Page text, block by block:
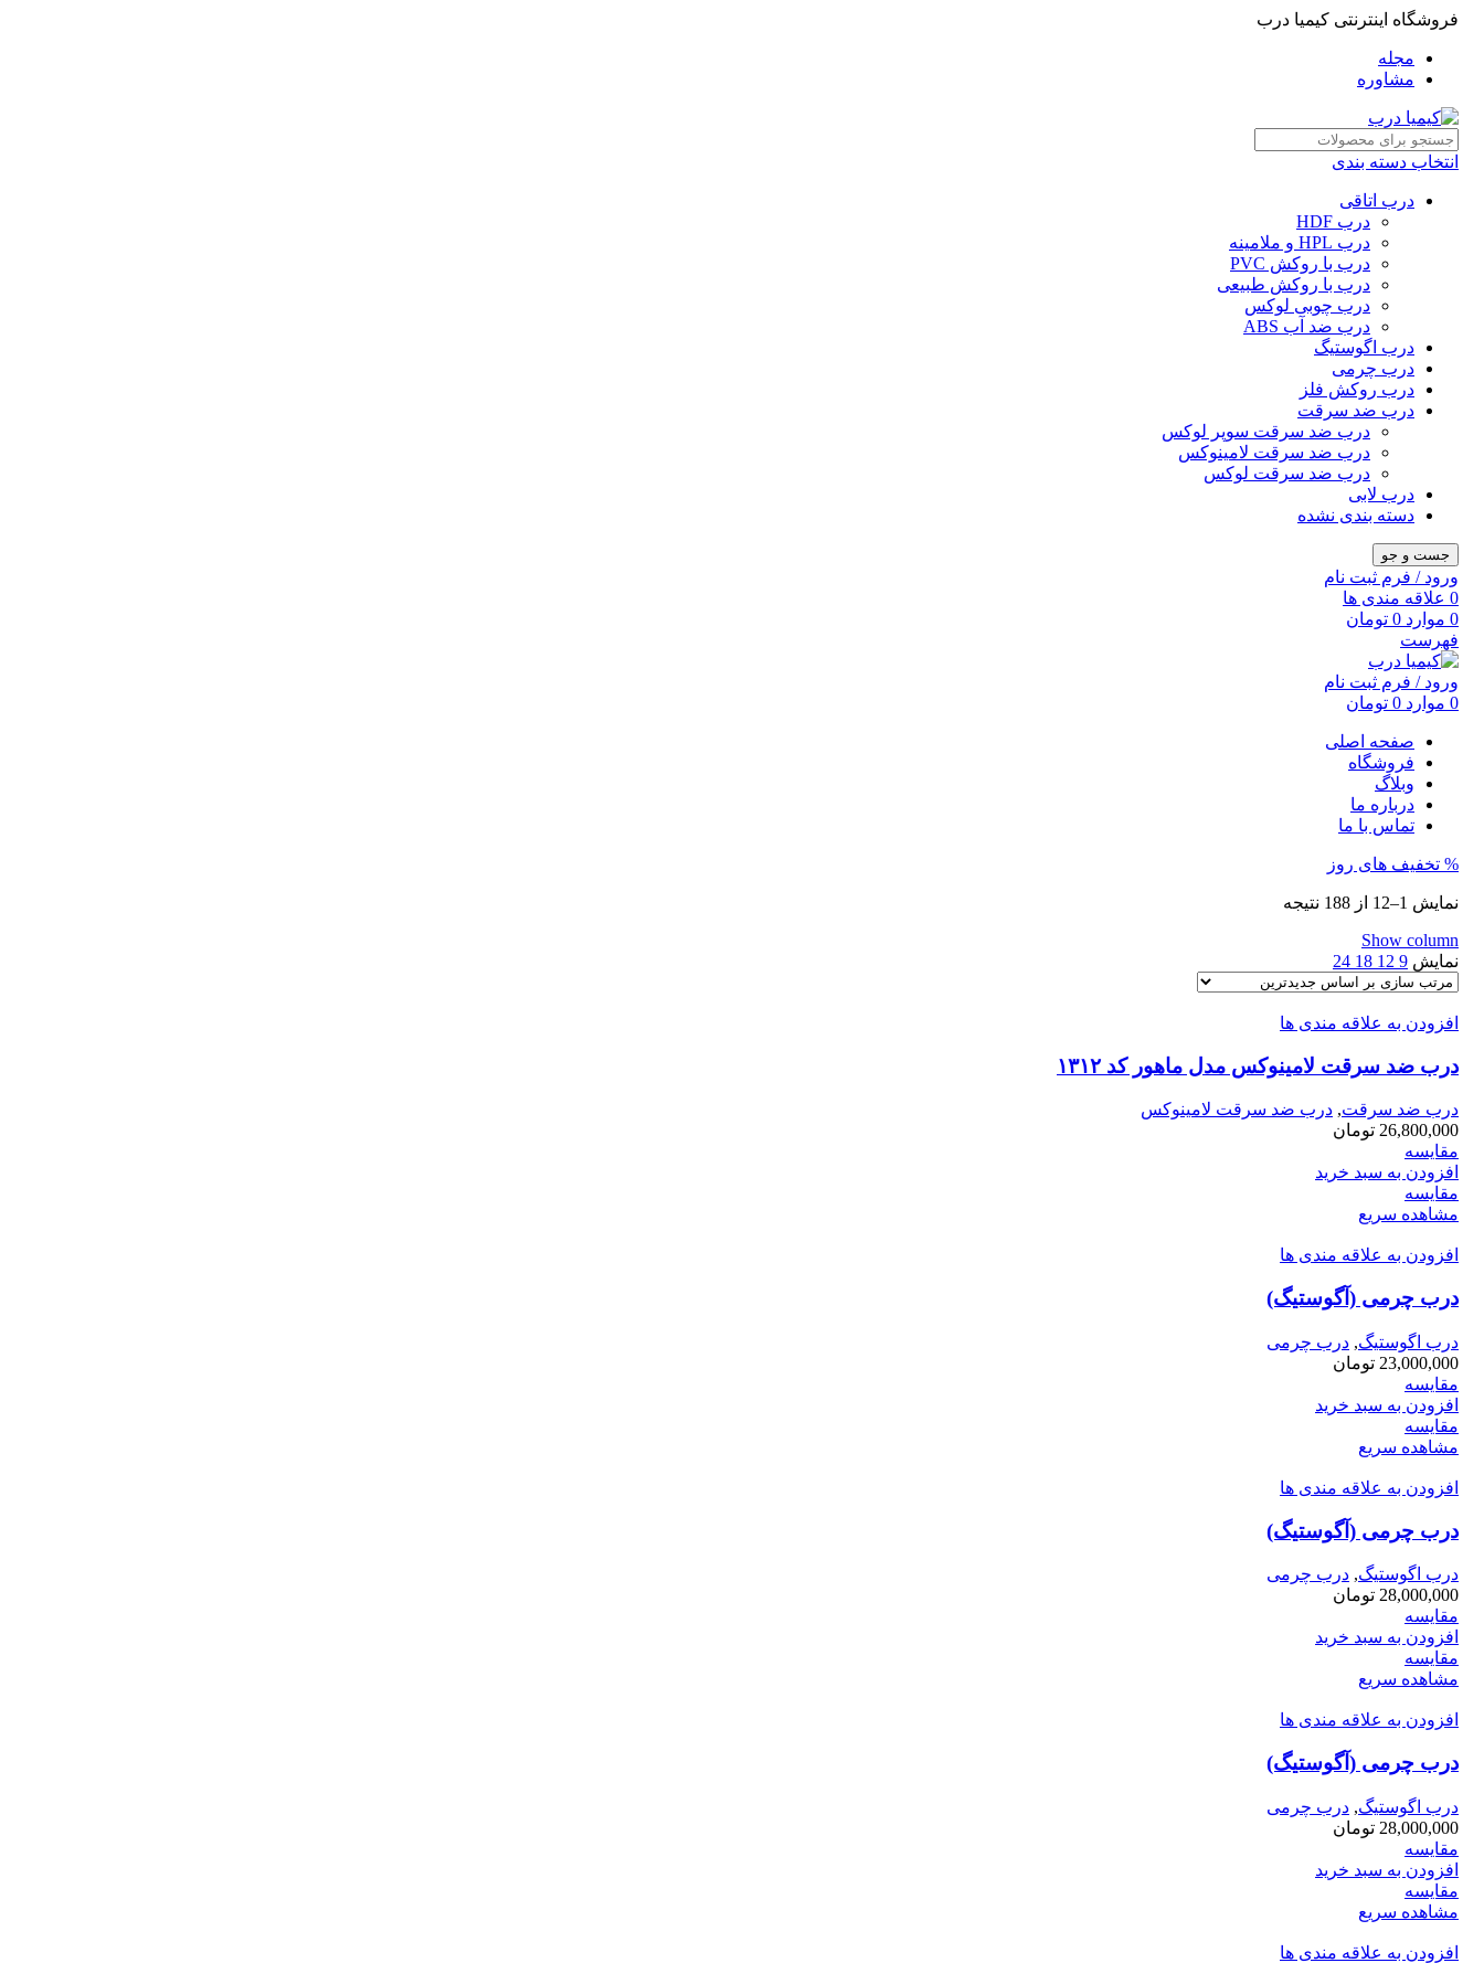
فروشگاه اینترنتی کیمیا درب
مجله
مشاوره
انتخاب دسته بندی
درب اتاقی
درب HDF
درب HPL و ملامینه
درب با روکش PVC
درب با روکش طبیعی
درب چوبی لوکس
درب ضد آب ABS
درب اگوستیگ
درب چرمی
درب روکش فلز
درب ضد سرقت
درب ضد سرقت سوپر لوکس
درب ضد سرقت لامینوکس
درب ضد سرقت لوکس
درب لابی
دسته بندی نشده
جست و جو
ورود / فرم ثبت نام
0 علاقه مندی ها
0 موارد 0 تومان
فهرست
ورود / فرم ثبت نام
0 موارد 0 تومان
صفحه اصلی
فروشگاه
وبلاگ
درباره ما
تماس با ما
% تخفیف های روز
نمایش 1–12 از 188 نتیجه
Show column
نمایش 9
12
18
24
افزودن به علاقه مندی ها
درب ضد سرقت لامینوکس مدل ماهور کد ۱۳۱۲
درب ضد سرقت, درب ضد سرقت لامینوکس
26,800,000 تومان
مقایسه
افزودن به سبد خرید
مقایسه
مشاهده سریع
افزودن به علاقه مندی ها
درب چرمی (آگوستیگ)
درب اگوستیگ, درب چرمی
23,000,000 تومان
مقایسه
افزودن به سبد خرید
مقایسه
مشاهده سریع
افزودن به علاقه مندی ها
درب چرمی (آگوستیگ)
درب اگوستیگ, درب چرمی
28,000,000 تومان
مقایسه
افزودن به سبد خرید
مقایسه
مشاهده سریع
افزودن به علاقه مندی ها
درب چرمی (آگوستیگ)
درب اگوستیگ, درب چرمی
28,000,000 تومان
مقایسه
افزودن به سبد خرید
مقایسه
مشاهده سریع
افزودن به علاقه مندی ها